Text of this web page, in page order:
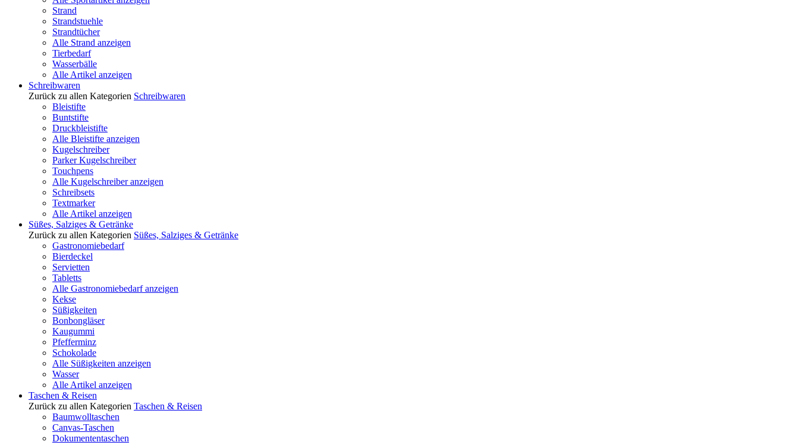
Strand
Strandstuehle
Strandtücher
Alle Strand anzeigen
Tierbedarf
Wasserbälle
Alle Artikel anzeigen
Schreibwaren
Zurück zu allen Kategorien Schreibwaren
Bleistifte
Buntstifte
Druckbleistifte
Alle Bleistifte anzeigen
Kugelschreiber
Parker Kugelschreiber
Touchpens
Alle Kugelschreiber anzeigen
Schreibsets
Textmarker
Alle Artikel anzeigen
Süßes, Salziges & Getränke
Zurück zu allen Kategorien Süßes, Salziges & Getränke
Gastronomiebedarf
Bierdeckel
Servietten
Tabletts
Alle Gastronomiebedarf anzeigen
Kekse
Süßigkeiten
Bonbongläser
Kaugummi
Pfefferminz
Schokolade
Alle Süßigkeiten anzeigen
Wasser
Alle Artikel anzeigen
Taschen & Reisen
Zurück zu allen Kategorien Taschen & Reisen
Baumwolltaschen
Canvas-Taschen
Dokumententaschen